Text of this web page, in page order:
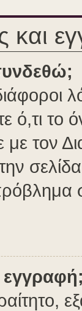
και
ό,τι
τον